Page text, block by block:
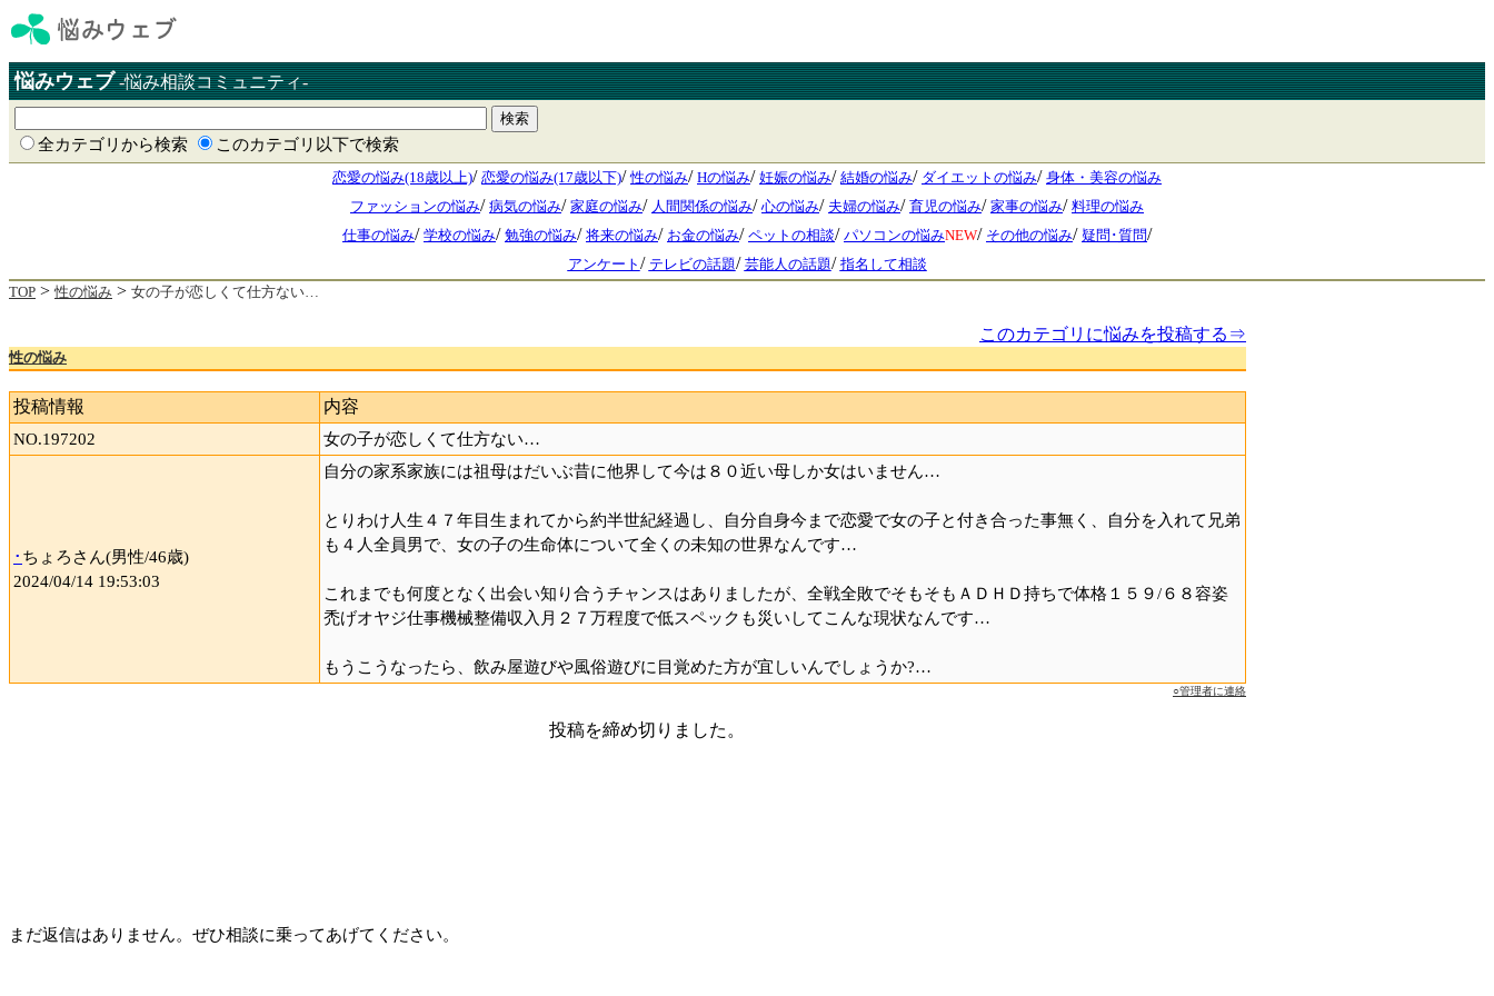
悩みウェブ -悩み相談コミュニティ-
全カテゴリから検索 このカテゴリ以下で検索
恋愛の悩み(18歳以上)/ 恋愛の悩み(17歳以下)/性の悩み/ Hの悩み/ 妊娠の悩み/ 結婚の悩み/ ダイエットの悩み/ 身体・美容の悩み
ファッションの悩み/ 病気の悩み/ 家庭の悩み/ 人間関係の悩み/ 心の悩み/ 夫婦の悩み/ 育児の悩み/ 家事の悩み/ 料理の悩み
仕事の悩み/ 学校の悩み/ 勉強の悩み/ 将来の悩み/ お金の悩み/ ペットの相談/ パソコンの悩みNEW/ その他の悩み/ 疑問･質問/
アンケート / テレビの話題/ 芸能人の話題/ 指名して相談
TOP >性の悩み > 女の子が恋しくて仕方ない…
このカテゴリに悩みを投稿する⇒
性の悩み
投稿情報 内容
NO.197202 女の子が恋しくて仕方ない…
･ ちょろさん(男性/46歳)
2024/04/14 19:53:03
自分の家系家族には祖母はだいぶ昔に他界して今は８０近い母しか女はいません…
とりわけ人生４７年目生まれてから約半世紀経過し、自分自身今まで恋愛で女の子と付き合った事無く、自分を入れて兄弟
も４人全員男で、女の子の生命体について全くの未知の世界なんです…
これまでも何度となく出会い知り合うチャンスはありましたが、全戦全敗でそもそもＡＤＨＤ持ちで体格１５９/６８容姿
禿げオヤジ仕事機械整備収入月２７万程度で低スペックも災いしてこんな現状なんです…
もうこうなったら、飲み屋遊びや風俗遊びに目覚めた方が宜しいんでしょうか?…
○管理者に連絡
投稿を締め切りました。
まだ返信はありません。ぜひ相談に乗ってあげてください。